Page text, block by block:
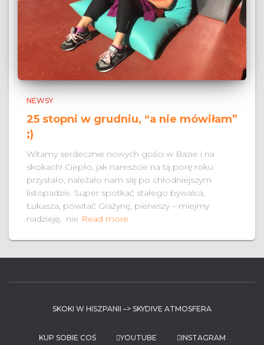
NEWSY
25 stopni w grudniu, “a nie mówiłam”
;)
Witamy serdecznie nowych gości w Bazie i na
skokach! Ciepło, jak nareszcie na tą porę roku
przystało, należało nam się po chłodniejszym
listopadzie. Super spotkać stałego bywalca,
Łukasza, powitać Grażynę, pierwszy – miejmy
nadzieję, nie Read more
SKOKI W HISZPANII –> SKYDIVE ATMOSFERA
KUP SOBIE COŚ YOUTUBE INSTAGRAM